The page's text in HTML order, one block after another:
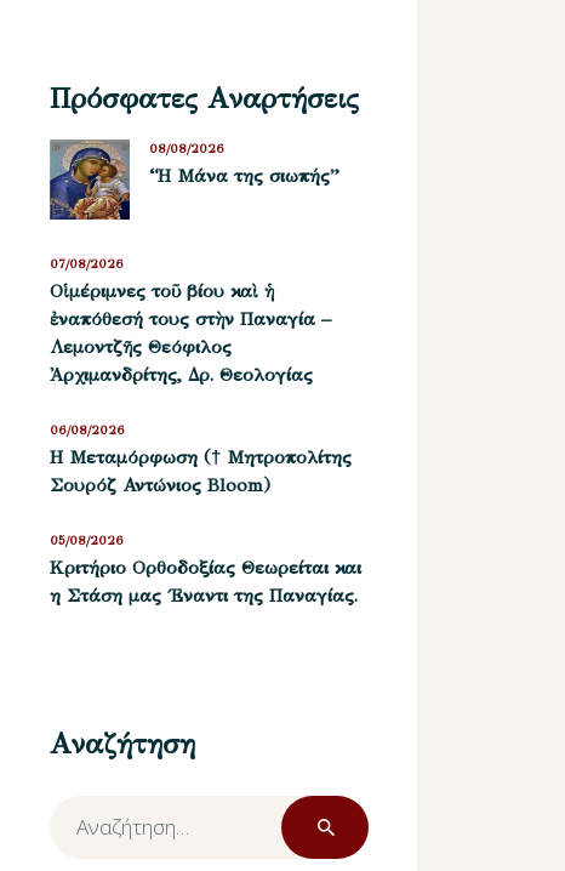
Πρόσφατες Αναρτήσεις
“Η Μάνα της σιωπής”
08/08/2026
Οἱ μέριμνες τοῦ βίου καὶ ἡ
ἐναπόθεσή τους στὴν Παναγία –
Λεμοντζῆς Θεόφιλος
Ἀρχιμανδρίτης, Δρ. Θεολογίας
07/08/2026
Η Μεταμόρφωση († Μητροπολίτης
Σουρόζ Αντώνιος Bloom)
06/08/2026
Kριτήριο Oρθοδοξίας Θεωρείται και
η Στάση μας ΄Εναντι της Παναγίας.
05/08/2026
Αναζήτηση
Αναζήτηση
για: